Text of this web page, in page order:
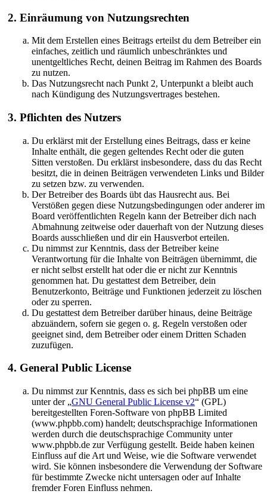
2. Einräumung von Nutzungsrechten
Mit dem Erstellen eines Beitrags erteilst du dem Betreiber ein
einfaches, zeitlich und räumlich unbeschränktes und
unentgeltliches Recht, deinen Beitrag im Rahmen des Boards
zu nutzen.
Das Nutzungsrecht nach Punkt 2, Unterpunkt a bleibt auch
nach Kündigung des Nutzungsvertrages bestehen.
3. Pflichten des Nutzers
Du erklärst mit der Erstellung eines Beitrags, dass er keine
Inhalte enthält, die gegen geltendes Recht oder die guten
Sitten verstoßen. Du erklärst insbesondere, dass du das Recht
besitzt, die in deinen Beiträgen verwendeten Links und Bilder
zu setzen bzw. zu verwenden.
Der Betreiber des Boards übt das Hausrecht aus. Bei
Verstößen gegen diese Nutzungsbedingungen oder anderer im
Board veröffentlichten Regeln kann der Betreiber dich nach
Abmahnung zeitweise oder dauerhaft von der Nutzung dieses
Boards ausschließen und dir ein Hausverbot erteilen.
Du nimmst zur Kenntnis, dass der Betreiber keine
Verantwortung für die Inhalte von Beiträgen übernimmt, die
er nicht selbst erstellt hat oder die er nicht zur Kenntnis
genommen hat. Du gestattest dem Betreiber, dein
Benutzerkonto, Beiträge und Funktionen jederzeit zu löschen
oder zu sperren.
Du gestattest dem Betreiber darüber hinaus, deine Beiträge
abzuändern, sofern sie gegen o. g. Regeln verstoßen oder
geeignet sind, dem Betreiber oder einem Dritten Schaden
zuzufügen.
4. General Public License
Du nimmst zur Kenntnis, dass es sich bei phpBB um eine
unter der „GNU General Public License v2“ (GPL)
bereitgestellten Foren-Software von phpBB Limited
(www.phpbb.com) handelt; deutschsprachige Informationen
werden durch die deutschsprachige Community unter
www.phpbb.de zur Verfügung gestellt. Beide haben keinen
Einfluss auf die Art und Weise, wie die Software verwendet
wird. Sie können insbesondere die Verwendung der Software
für bestimmte Zwecke nicht untersagen oder auf Inhalte
fremder Foren Einfluss nehmen.